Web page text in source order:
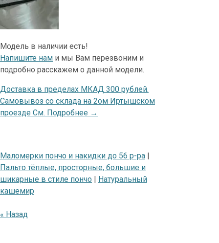
Модель в наличии есть!
Напишите нам и мы Вам перезвоним и
подробно расскажем о данной модели.
Доставка в пределах МКАД 300 рублей.
Самовывоз со склада на 2ом Иртышском
проезде См. Подробнее →
Маломерки пончо и накидки до 56 р-ра |
Пальто тёплые, просторные, большие и
шикарные в стиле пончо | Натуральный
кашемир
« Назад